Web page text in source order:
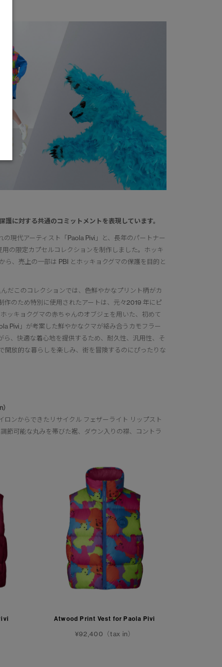
に対する共通のコミットメントを表現しています。
現代アーティスト「Paola Pivi」と、長年のパートナー
の限定カプセルコレクションを制作しました。ホッキ
、売上の一部は PBI とホッキョクグマの保護を目的と
だこのコレクションでは、色鮮やかなプリント柄がカ
のため特別に使用されたアートは、元々2019 年にピ
ッキョクグマの赤ちゃんのオブジェを用いた、初めて
Pivi」が考案した鮮やかなクマが絡み合うカモフラー
、快適な着心地を提供するため、耐久性、汎用性、そ
放的な暮らしを楽しみ、街を冒険するのにぴったりな
ンからできたリサイクル フェザーライト リップスト
節可能な丸みを帯びた裾、ダウン入りの襟、コントラ
Atwood Print Vest for Paola Pivi
¥92,400（tax in）